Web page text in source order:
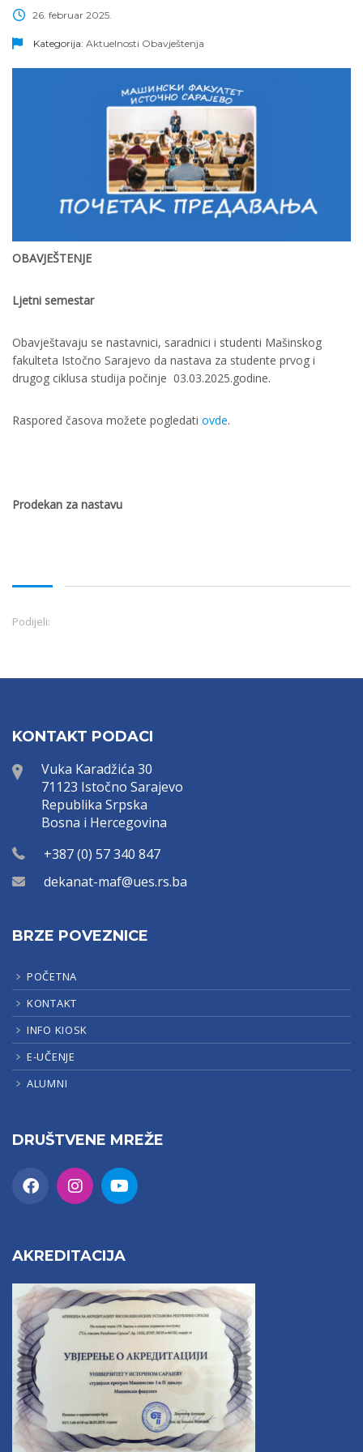
26. februar 2025.
Kategorija: Aktuelnosti Obavještenja
OBAVJEŠTENJE
Ljetni semestar
Obavještavaju se nastavnici, saradnici i studenti Mašinskog
fakulteta Istočno Sarajevo da nastava za studente prvog i
drugog ciklusa studija počinje 03.03.2025.godine.
Raspored časova možete pogledati ovde.
Prodekan za nastavu
Podijeli:
KONTAKT PODACI
Vuka Karadžića 30
71123 Istočno Sarajevo
Republika Srpska
Bosna i Hercegovina
+387 (0) 57 340 847
dekanat-maf@ues.rs.ba
BRZE POVEZNICE
POČETNA
KONTAKT
INFO KIOSK
E-UČENJE
ALUMNI
DRUŠTVENE MREŽE
AKREDITACIJA